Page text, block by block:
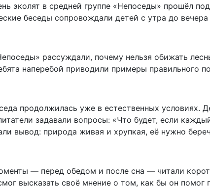
эколят в средней группе «Непоседы» прошёл
беседы сопровождали детей с утра до
рассуждали, почему нельзя обижать
наперебой приводили примеры правильного
продолжилась уже в естественных условиях.
задавали вопросы: «Что будет, если
вывод: природа живая и хрупкая, её нужно
— перед обедом и после сна — читали
высказать своё мнение о том, как бы он помог